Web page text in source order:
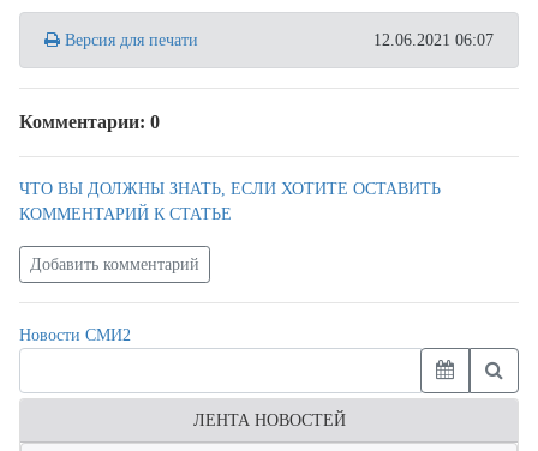
Версия для печати 12.06.2021 06:07
Комментарии: 0
ЧТО ВЫ ДОЛЖНЫ ЗНАТЬ, ЕСЛИ ХОТИТЕ ОСТАВИТЬ
КОММЕНТАРИЙ К СТАТЬЕ
Добавить комментарий
Новости СМИ2
ЛЕНТА НОВОСТЕЙ